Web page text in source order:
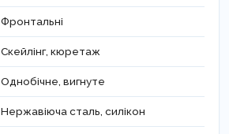
Фронтальні
Скейлінг, кюретаж
Однобічне, вигнуте
Нержавіюча сталь, силікон